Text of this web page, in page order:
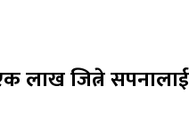
लाख जित्ने सपनालाई